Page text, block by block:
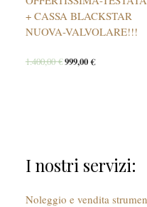
+ CASSA BLACKSTAR
NUOVA-VALVOLARE!!!
1.400,00€999,00€
I nostri servizi:
Noleggio e vendita